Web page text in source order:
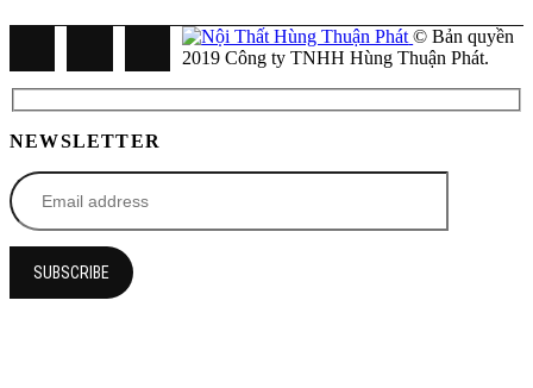
© Bản quyền
2019 Công ty TNHH Hùng Thuận Phát.
NEWSLETTER